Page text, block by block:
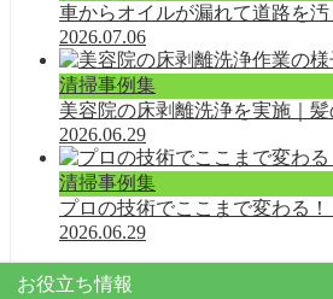
車からオイルが漏れて道路を
2026.07.06
清掃事例集
美容院の床剥離洗浄を実施｜
2026.06.29
清掃事例集
プロの技術でここまで変わる
2026.06.29
お役立ち情報